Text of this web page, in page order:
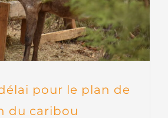
pour le plan de
du caribou